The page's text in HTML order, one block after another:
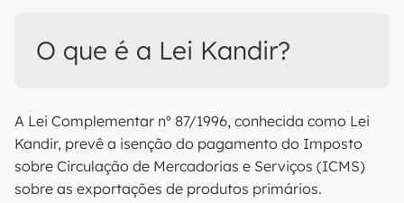
O que é a Lei Kandir?
A Lei Complementar nº 87/1996, conhecida como Lei
Kandir, prevê a isenção do pagamento do Imposto
sobre Circulação de Mercadorias e Serviços (ICMS)
sobre as exportações de produtos primários.